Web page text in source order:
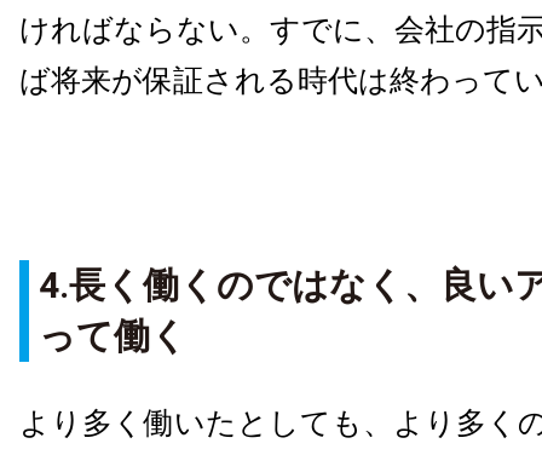
ければならない。すでに、会社の指
ば将来が保証される時代は終わって
4.長く働くのではなく、良い
って働く
より多く働いたとしても、より多く